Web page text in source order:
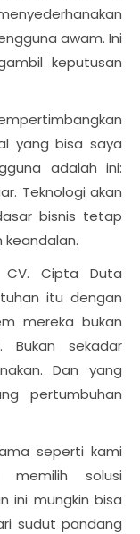
awam. Ini
keputusan
yang bisa saya
adalah ini:
Teknologi akan
bisnis tetap
keandalan.
CV. Cipta Duta
itu dengan
mereka bukan
Bukan sekadar
Dan yang
pertumbuhan
seperti kami
solusi
ini mungkin bisa
sudut pandang